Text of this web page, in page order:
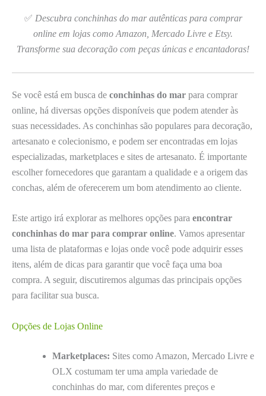
✅ Descubra conchinhas do mar autênticas para comprar
online em lojas como Amazon, Mercado Livre e Etsy.
Transforme sua decoração com peças únicas e encantadoras!
Se você está em busca de conchinhas do mar para comprar
online, há diversas opções disponíveis que podem atender às
suas necessidades. As conchinhas são populares para decoração,
artesanato e colecionismo, e podem ser encontradas em lojas
especializadas, marketplaces e sites de artesanato. É importante
escolher fornecedores que garantam a qualidade e a origem das
conchas, além de oferecerem um bom atendimento ao cliente.
Este artigo irá explorar as melhores opções para encontrar
conchinhas do mar para comprar online. Vamos apresentar
uma lista de plataformas e lojas onde você pode adquirir esses
itens, além de dicas para garantir que você faça uma boa
compra. A seguir, discutiremos algumas das principais opções
para facilitar sua busca.
Opções de Lojas Online
Marketplaces: Sites como Amazon, Mercado Livre e
OLX costumam ter uma ampla variedade de
conchinhas do mar, com diferentes preços e